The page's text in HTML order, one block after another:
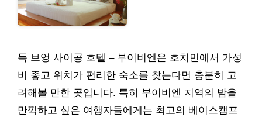
득 브엉 사이공 호텔 – 부이비엔은 호치민에서 가성
비 좋고 위치가 편리한 숙소를 찾는다면 충분히 고
려해볼 만한 곳입니다. 특히 부이비엔 지역의 밤을
만끽하고 싶은 여행자들에게는 최고의 베이스캠프